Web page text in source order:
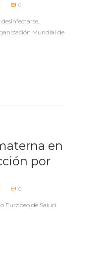
0
Mundial de
en
por
0
Europeo de Salud